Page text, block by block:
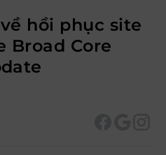
hồi phục site
Broad Core